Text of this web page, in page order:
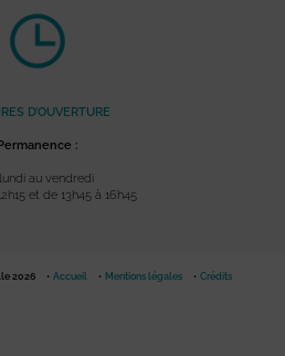
D’OUVERTURE
:
au vendredi
et de 13h45 à 16h45
2026 Accueil Mentions légales Crédits